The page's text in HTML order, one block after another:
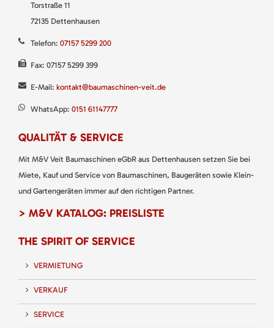
Torstraße 11
72135 Dettenhausen
Telefon: 07157 5299 200
Fax: 07157 5299 399
E-Mail: kontakt@baumaschinen-veit.de
WhatsApp: 0151 61147777
QUALITÄT & SERVICE
Mit M&V Veit Baumaschinen eGbR aus Dettenhausen setzen Sie bei
Miete, Kauf und Service von Baumaschinen, Baugeräten sowie Klein-
und Gartengeräten immer auf den richtigen Partner.
> M&V KATALOG: PREISLISTE
THE SPIRIT OF SERVICE
VERMIETUNG
VERKAUF
SERVICE